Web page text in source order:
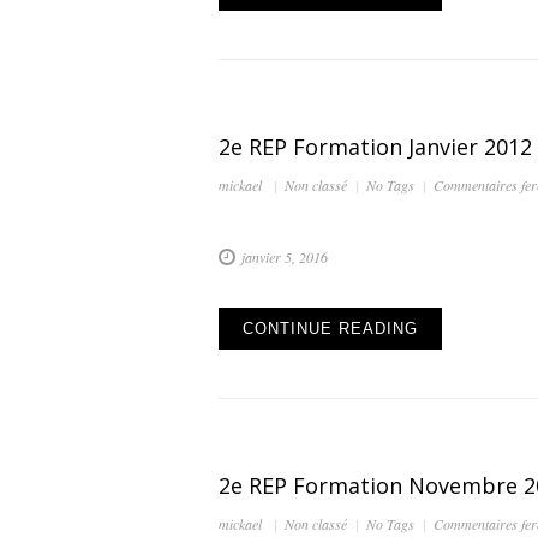
2e REP Formation Janvier 2012
mickael Non classé No Tags Commentaires
janvier 5, 2016
CONTINUE READING
2e REP Formation Novembre
mickael Non classé No Tags Commentaires